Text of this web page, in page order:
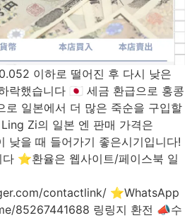
이하로 떨어진 후 다시 낮은
락했습니다 🇯🇵 세금 환급으로 홍콩
로 일본에서 더 많은 죽순을 구입할
Zi의 일본 엔 판매 가격은
낮을 때 들어가기 좋은시기입니다!
⭐환율은 웹사이트/페이스북 일
contactlink/ ⭐WhatsApp
85267441688 링링지 환전 📣수